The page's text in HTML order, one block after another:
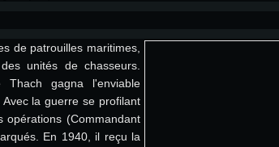
de patrouilles maritimes,
unités de chasseurs.
Thach gagna l'enviable
la guerre se profilant
opérations (Commandant
En 1940, il reçu la